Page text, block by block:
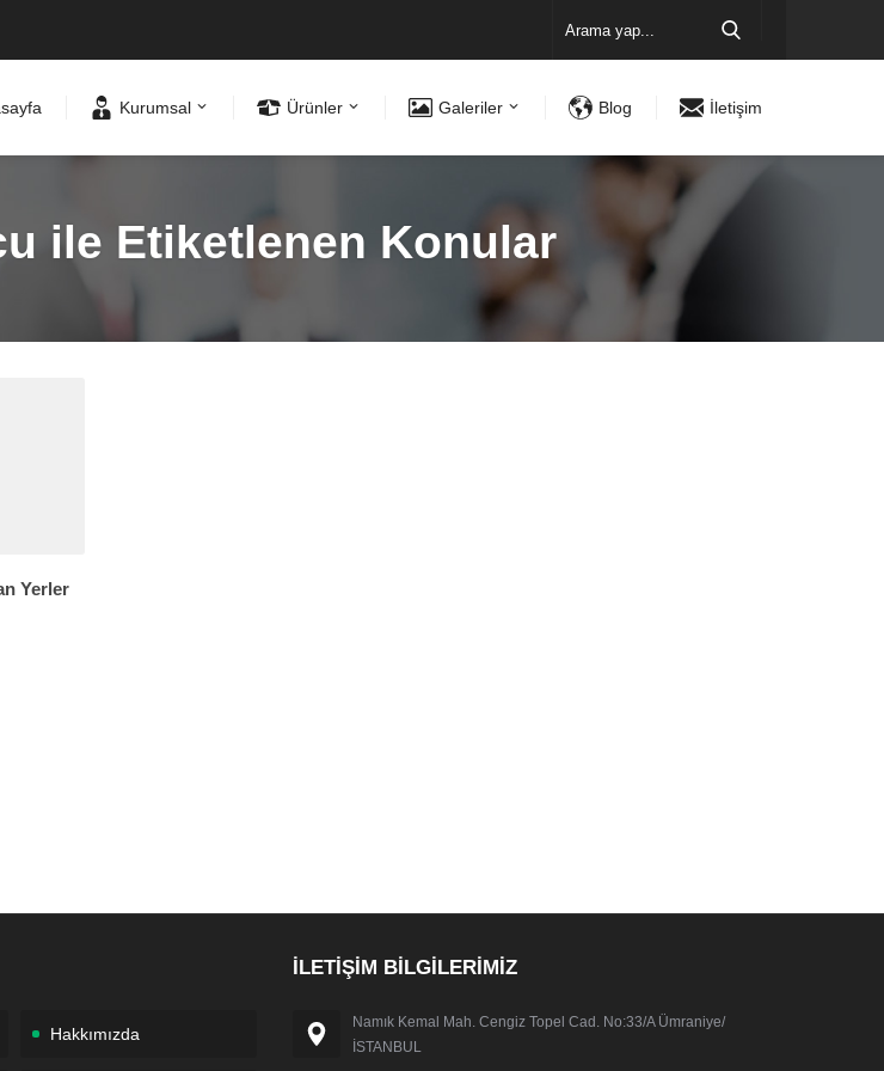
Kurumsal Ürünler Galeriler Blog İletişim
ile Etiketlenen Konular
Yerler
Hakkımızda
İLETİŞİM BİLGİLERİMİZ
Namık Kemal Mah. Cengiz Topel Cad. No:33/A Ümraniye/
İSTANBUL